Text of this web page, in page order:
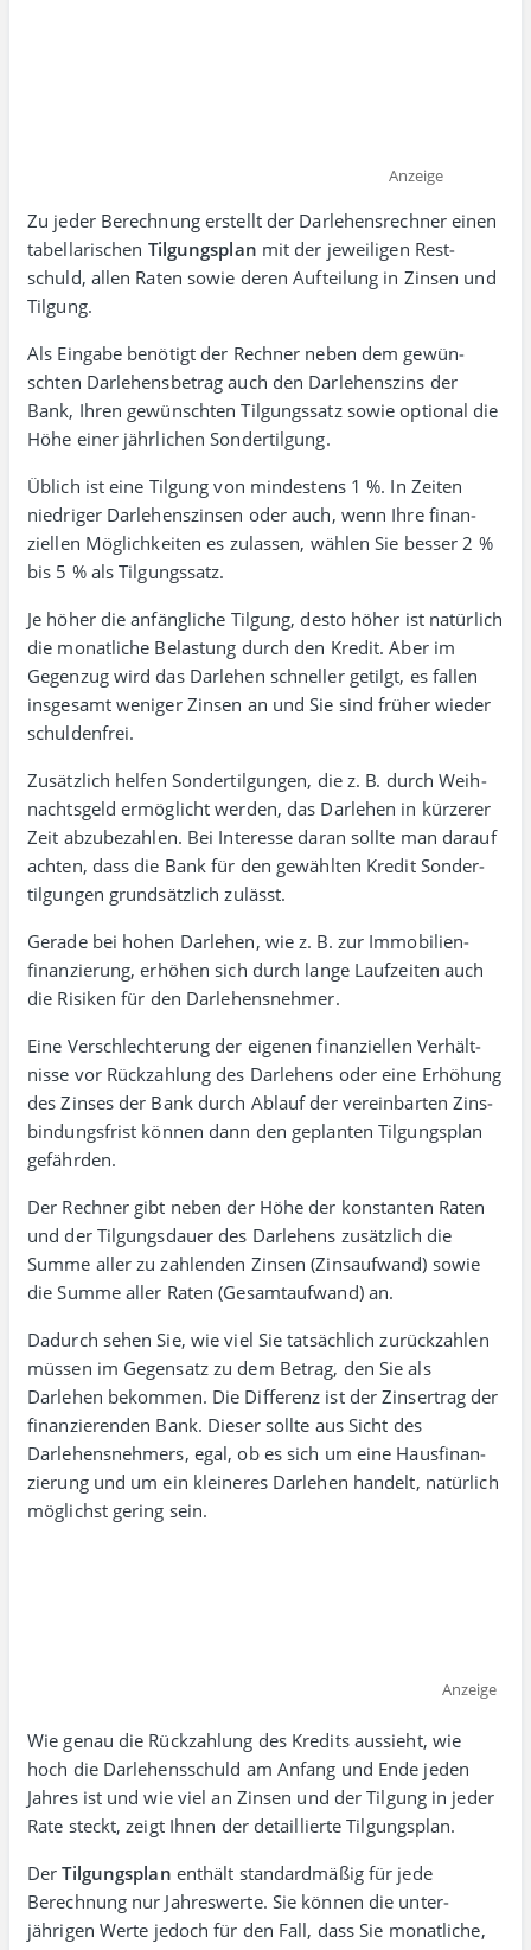
Anzeige
Zu jeder Berechnung erstellt der Darlehens­rechner einen
tabellarischen Tilgungs­plan mit der jewei­ligen Rest­
schuld, allen Raten sowie deren Auf­teilung in Zinsen und
Tilgung.
Als Eingabe benötigt der Rechner neben dem gewün­
schten Darlehens­betrag auch den Darlehens­zins der
Bank, Ihren gewünschten Tilgungs­satz sowie optional die
Höhe einer jähr­lichen Sonder­tilgung.
Üblich ist eine Tilgung von mindestens 1 %. In Zeiten
niedriger Darlehens­zinsen oder auch, wenn Ihre finan­
ziellen Möglich­keiten es zulassen, wählen Sie besser 2 %
bis 5 % als Tilgungssatz.
Je höher die anfängliche Tilgung, desto höher ist natürlich
die monat­liche Belastung durch den Kredit. Aber im
Gegenzug wird das Darlehen schneller getilgt, es fallen
insgesamt weniger Zinsen an und Sie sind früher wieder
schuldenfrei.
Zusätzlich helfen Sondertilgungen, die z. B. durch Weih­
nachts­geld ermög­licht werden, das Darlehen in kürzerer
Zeit abzu­bezahlen. Bei Interesse daran sollte man darauf
achten, dass die Bank für den gewählten Kredit Sonder­
tilgungen grund­sätz­lich zulässt.
Gerade bei hohen Darlehen, wie z. B. zur Immobilien­
finanzierung, erhöhen sich durch lange Lauf­zeiten auch
die Risiken für den Darlehensnehmer.
Eine Verschlechterung der eigenen finanziellen Verhält­
nisse vor Rück­zahlung des Darlehens oder eine Erhöhung
des Zinses der Bank durch Ablauf der verein­barten Zins­
bin­dungs­frist können dann den geplanten Tilgungs­plan
gefährden.
Der Rechner gibt neben der Höhe der konstanten Raten
und der Tilgungs­dauer des Darlehens zusätz­lich die
Summe aller zu zahlenden Zinsen (Zins­auf­wand) sowie
die Summe aller Raten (Gesamt­aufwand) an.
Dadurch sehen Sie, wie viel Sie tat­sächlich zurück­zahlen
müssen im Gegen­satz zu dem Betrag, den Sie als
Darlehen bekommen. Die Differenz ist der Zins­ertrag der
finan­zie­renden Bank. Dieser sollte aus Sicht des
Darlehens­nehmers, egal, ob es sich um eine Haus­finan­
zierung und um ein kleineres Darlehen handelt, natür­lich
mög­lichst gering sein.
Anzeige
Wie genau die Rückzahlung des Kredits aussieht, wie
hoch die Darlehens­schuld am Anfang und Ende jeden
Jahres ist und wie viel an Zinsen und der Tilgung in jeder
Rate steckt, zeigt Ihnen der detaillierte Tilgungsplan.
DerTilgungsplan enthält standard­mäßig für jede
Berechnung nur Jahres­werte. Sie können die unter­
jährigen Werte jedoch für den Fall, dass Sie monat­liche,